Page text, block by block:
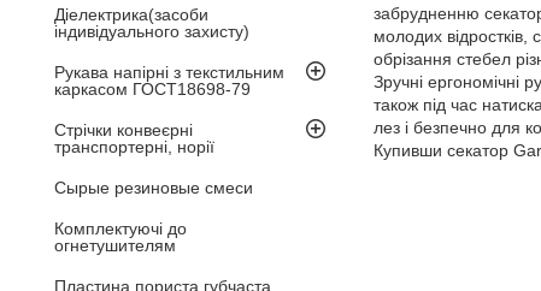
Діелектрика(засоби
індивідуального захисту)
Рукава напірні з текстильним
каркасом ГОСТ18698-79
Стрічки конвеєрні
транспортерні, норії
Сырые резиновые смеси
Комплектуючі до
огнетушителям
Пластина пориста губчаста
забрудненню
молодих
обрізання стебел
Зручні ергономічні
також під час
лез і безпечно для
Купивши секатор